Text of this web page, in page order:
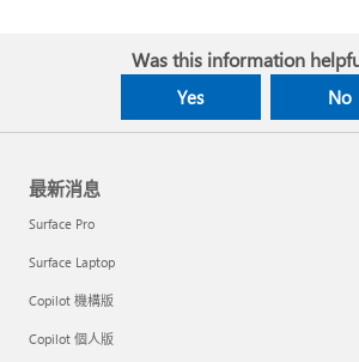
Was this information
Yes No
最新消息
Surface Pro
Surface Laptop
Copilot 機構版
Copilot 個人版